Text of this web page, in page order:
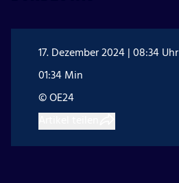
17. Dezember 2024 | 08:34 Uhr
01:34 Min
© OE24